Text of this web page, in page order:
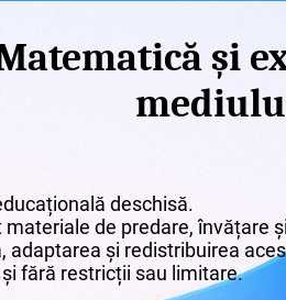
și
deschisă.
de predare, învățare și
adaptarea și redistribuirea
fără restricții sau limitare.